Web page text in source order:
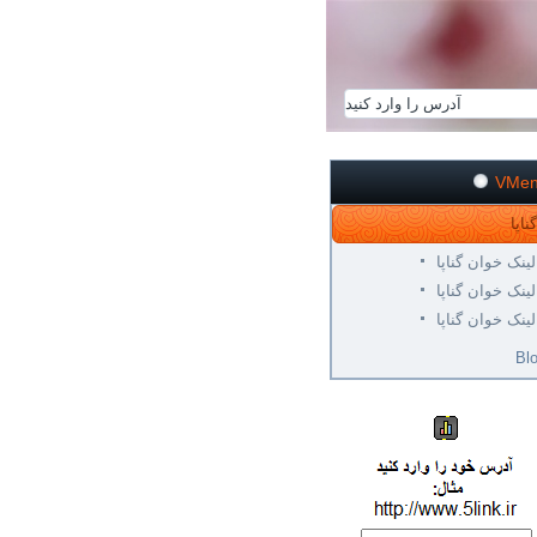
لینک خوان گناپا
لینک خوان گناپا
لینک خوان گناپا